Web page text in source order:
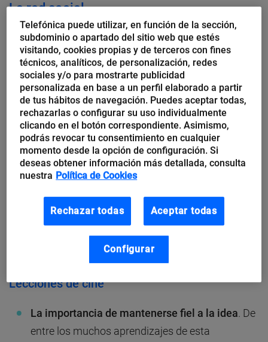
La red social
El guion deLa red social(David Fincher, 2010) ha
recibido más de treinta premios. La aventura que
escribe Aaron Sorkin sobre la fundación de Facebook
está considerada una obra maestra. En buena
medida recoge muchas de las peculiaridades de
hacer negocio en el sector de las nuevas tecnologías
con elboomde lasstartups.
La película habla de laimportancia del entusiasmo
en el emprendedor, también de su necesidad de
autosuficiencia en las primeras fases de desarrollo
del proyecto, pero igualmente de saber atraer talento
y dinero cuando se quiere crecer.
Lecciones de cine
La importancia de mantenerse fiel a la idea . De
entre los muchos aprendizajes de esta
Telefónica puede utilizar, en función de la sección,
subdominio o apartado del sitio web que estés
visitando, cookies propias y de terceros con fines
técnicos, analíticos, de personalización, redes
sociales y/o para mostrarte publicidad
personalizada en base a un perfil elaborado a partir
de tus hábitos de navegación. Puedes aceptar todas,
rechazarlas o configurar su uso individualmente
clicando en el botón correspondiente. Asimismo,
podrás revocar tu consentimiento en cualquier
momento desde la opción de configuración. Si
deseas obtener información más detallada, consulta
nuestra Política de Cookies
Rechazar todas Aceptar todas
Configurar